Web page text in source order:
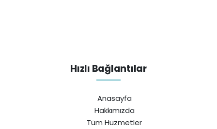
Hızlı Bağlantılar
Anasayfa
Hakkımızda
Tüm Hüzmetler